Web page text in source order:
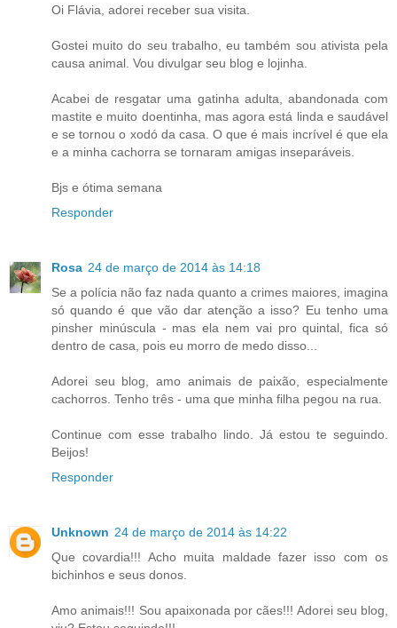
Oi Flávia, adorei receber sua visita.
Gostei muito do seu trabalho, eu também sou ativista pela
causa animal. Vou divulgar seu blog e lojinha.
Acabei de resgatar uma gatinha adulta, abandonada com
mastite e muito doentinha, mas agora está linda e saudável
e se tornou o xodó da casa. O que é mais incrível é que ela
e a minha cachorra se tornaram amigas inseparáveis.
Bjs e ótima semana
Responder
Rosa 24 de março de 2014 às 14:18
Se a polícia não faz nada quanto a crimes maiores, imagina
só quando é que vão dar atenção a isso? Eu tenho uma
pinsher minúscula - mas ela nem vai pro quintal, fica só
dentro de casa, pois eu morro de medo disso...
Adorei seu blog, amo animais de paixão, especialmente
cachorros. Tenho três - uma que minha filha pegou na rua.
Continue com esse trabalho lindo. Já estou te seguindo.
Beijos!
Responder
Unknown 24 de março de 2014 às 14:22
Que covardia!!! Acho muita maldade fazer isso com os
bichinhos e seus donos.
Amo animais!!! Sou apaixonada por cães!!! Adorei seu blog,